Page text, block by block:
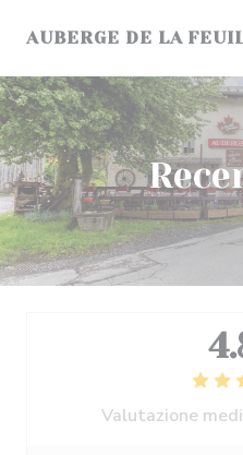
AUBERGE DE LA
Valutazione